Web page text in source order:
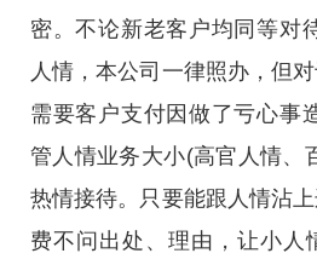
密。不论新老客户均同等对
人情，本公司一律照办，但
需要客户支付因做了亏心事
管人情业务大小(高官人情、
热情接待。只要能跟人情沾
费不问出处、理由，让小人